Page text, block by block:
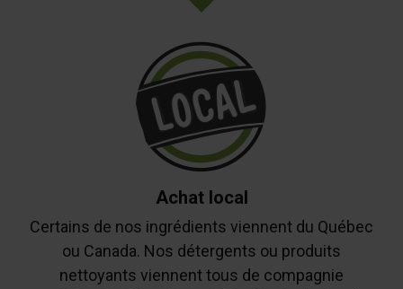
Achat local
Certains de nos ingrédients viennent du Québec
ou Canada. Nos détergents ou produits
nettoyants viennent tous de compagnie